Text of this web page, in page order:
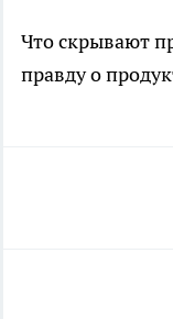
Что скрывают
правду о